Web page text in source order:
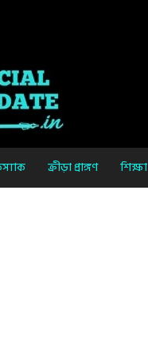
ক্রীড়া প্রাঙ্গণ শিক্ষা